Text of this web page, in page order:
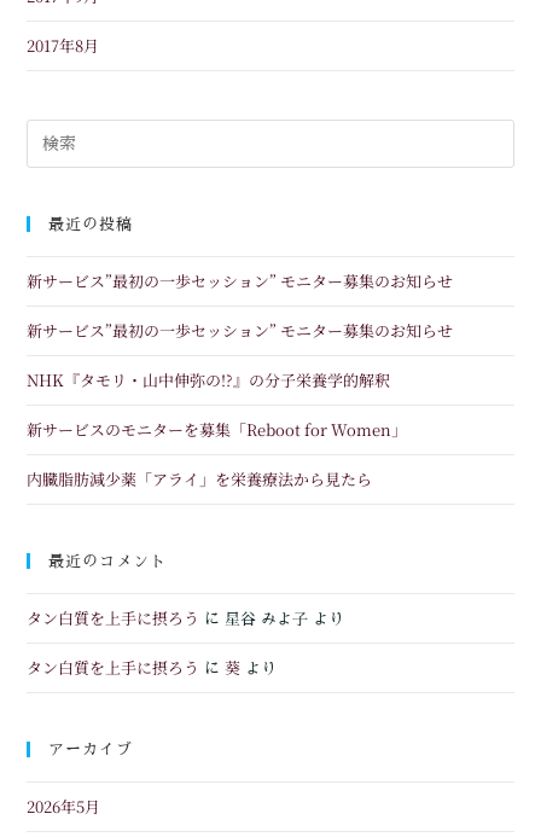
2017年8月
最近の投稿
新サービス”最初の一歩セッション” モニター募集のお知らせ
新サービス”最初の一歩セッション” モニター募集のお知らせ
NHK『タモリ・山中伸弥の!?』の分子栄養学的解釈
新サービスのモニターを募集「Reboot for Women」
内臓脂肪減少薬「アライ」を栄養療法から見たら
最近のコメント
タン白質を上手に摂ろう に 星谷 みよ子 より
タン白質を上手に摂ろう に葵 より
アーカイブ
2026年5月